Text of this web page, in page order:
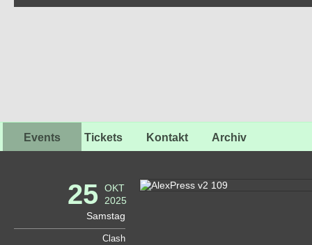
Events Tickets Kontakt Archiv
25
OKT
2025
Samstag
Clash